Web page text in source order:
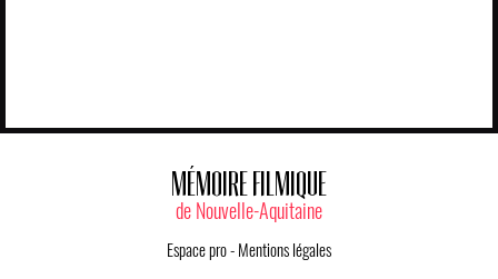
MÉMOIRE FILMIQUE
de Nouvelle-Aquitaine
Espace pro- Mentions légales